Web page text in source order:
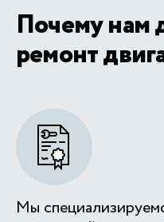
Почему нам
ремонт
Мы